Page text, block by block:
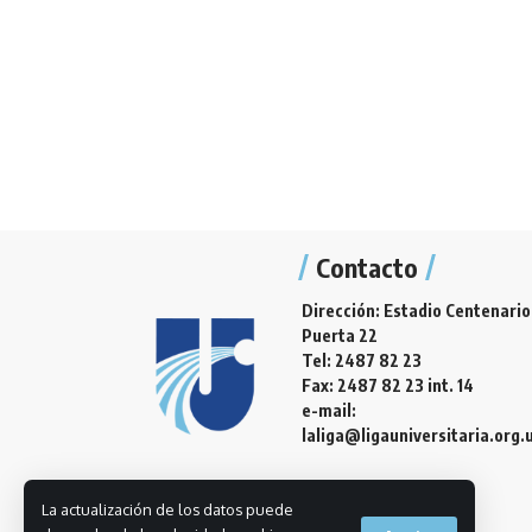
La actualización de los datos puede
Contacto
Dirección: Estadio Centenario
Puerta 22
Tel: 2487 82 23
Fax: 2487 82 23 int. 14
e-mail: